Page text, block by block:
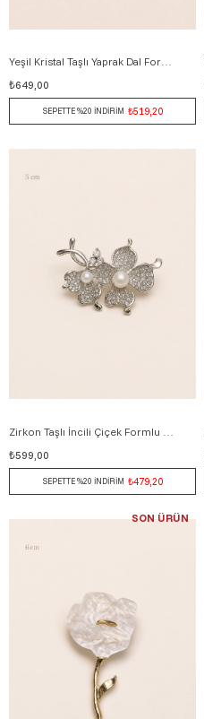
Yeşil Kristal Taşlı Yaprak Dal Form Broş 6 cm ALTIN
₺649,00
SEPETTE %20 İNDİRİM ₺519,20
₺599,00
SEPETTE %20 İNDİRİM ₺479,20
SON ÜRÜN